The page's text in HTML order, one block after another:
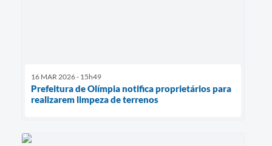
16 MAR 2026 - 15h49
Prefeitura de Olímpia notifica proprietários para
realizarem limpeza de terrenos